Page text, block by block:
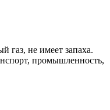
газ, не имеет запаха.
промышленность,